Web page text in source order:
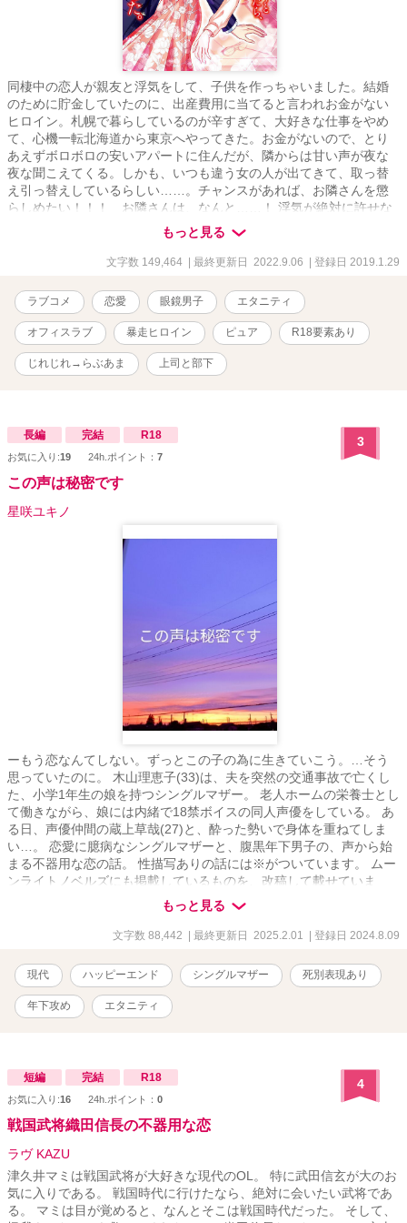
同棲中の恋人が親友と浮気をして、子供を作っちゃいました。結婚
のために貯金していたのに、出産費用に当てると言われお金がない
ヒロイン。札幌で暮らしているのが辛すぎて、大好きな仕事をやめ
て、心機一転北海道から東京へやってきた。お金がないので、とり
あえずボロボロの安いアパートに住んだが、隣からは甘い声が夜な
夜な聞こえてくる。しかも、いつも違う女の人が出てきて、取っ替
え引っ替えしているらしい……。チャンスがあれば、お隣さんを懲
らしめたい！！！ お隣さんは、なんと……！ 浮気が絶対に許せな
いちょっぴり暴走気味のヒロインと、真面目な上司の不器用な恋模
様をお楽しみください。 書籍化していただき、本当にありがとうご
ざいました。 応援してくださった皆様のおかげです。 この感謝の気
を懲らしめようとしたら、純愛になりました。』がタイトルも新た
になって、 文庫化されました。 ★御曹司を懲らしめようとしたら、
純愛になりました。 文庫には、番外編が付いているので ぜひ買って
読んで頂けるとすごく嬉しいです。
もっと見る
文字数 149,464 | 最終更新日 2022.9.06 | 登録日 2019.1.29
ラブコメ 恋愛 眼鏡男子 エタニティ
オフィスラブ 暴走ヒロイン ピュア R18要素あり
じれじれ→らぶあま 上司と部下
長編 完結 R18
お気に入り:19 24h.ポイント： 7
3
この声は秘密です
星咲ユキノ
ーもう恋なんてしない。ずっとこの子の為に生きていこう。…そう
思っていたのに。 木山理恵子(33)は、夫を突然の交通事故で亡くし
た、小学1年生の娘を持つシングルマザー。 老人ホームの栄養士とし
て働きながら、娘には内緒で18禁ボイスの同人声優をしている。 あ
る日、声優仲間の蔵上草哉(27)と、酔った勢いで身体を重ねてしま
い…。 恋愛に臆病なシングルマザーと、腹黒年下男子の、声から始
まる不器用な恋の話。 性描写ありの話には※がついています。 ムー
ンライトノベルズにも掲載しているものを、改稿して載せていま
もっと見る
文字数 88,442 | 最終更新日 2025.2.01 | 登録日 2024.8.09
現代 ハッピーエンド シングルマザー 死別表現あり
年下攻め エタニティ
短編 完結 R18
お気に入り:16 24h.ポイント： 0
4
戦国武将織田信長の不器用な恋
ラヴ KAZU
津久井マミは戦国武将が大好きな現代のOL。 特に武田信玄が大のお
気に入りである。 戦国時代に行けたなら、絶対に会いたい武将であ
る。 マミは目が覚めると、なんとそこは戦国時代だった。 そして、